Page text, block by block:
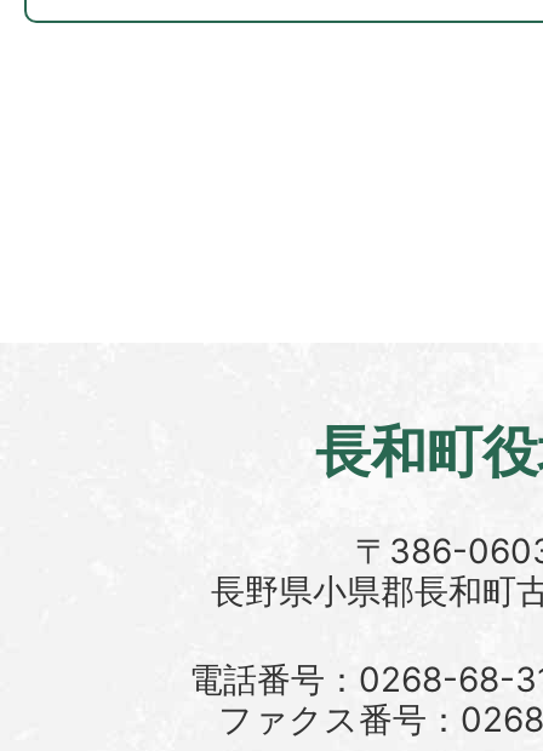
長和町
〒386-
長野県小県郡長和町
電話番号：0268-68-
ファクス番号：